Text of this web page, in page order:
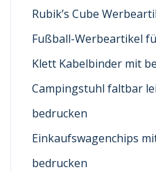
Rubik’s Cube
Fußball-Werbeartikel
Klett Kabelbinder mit
Campingstuhl faltbar
bedrucken
Einkaufswagenchips
bedrucken